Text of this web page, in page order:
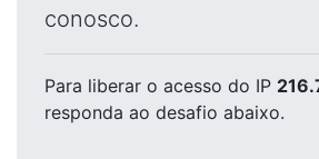
conosco.
Para liberar o acesso do IP
responda ao desafio abaixo.